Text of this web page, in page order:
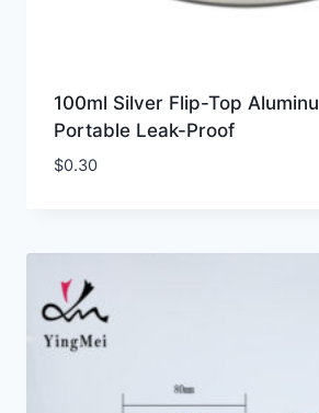
100ml Silver Flip-Top
Portable Leak-Proof
$0.30